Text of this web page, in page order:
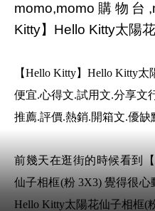
momo,momo購物
Kitty】Hello Kitty太陽
【Hello Kitty】Hello Kitty
便宜.心得文.試用文.分享文
推薦.評價.熱銷.開箱文.優缺
前幾天在逛街的時候看到
仙子相框(粉 3X3) 覺得很心
Hello Kitty太陽花仙子相框(